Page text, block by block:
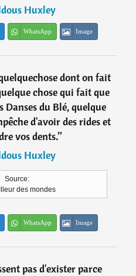
Huxley
WhatsApp Image
dont on fait
chose qui fait que
Danses du Blé, quelque
d'avoir des rides et
vos dents.”
Huxley
Source:
des mondes
WhatsApp Image
pas d'exister parce